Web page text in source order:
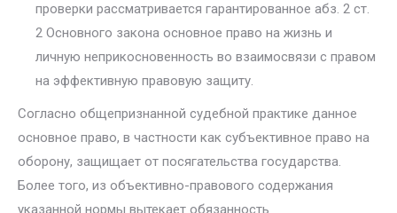
проверки рассма­тривается гарантированное абз. 2 ст.
2 Основного закона основное право на жизнь и
личную неприкосновенность во взаимосвязи с правом
на эф­фективную правовую защиту.
Согласно общепризнанной судебной практике данное
основное пра­во, в частности как субъективное право на
оборону, защищает от пося­гательства государства.
Более того, из объективно-правового содержа­ния
указанной нормы вытекает обязанность